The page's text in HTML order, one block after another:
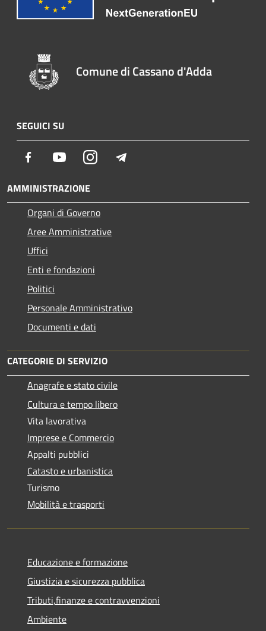
Comune di Cassano d'Adda
SEGUICI SU
Facebook YoutubeInstagram
AMMINISTRAZIONE
Organi di Governo
Aree Amministrative
Uffici
Enti e fondazioni
Politici
Personale Amministrativo
Documenti e dati
CATEGORIE DI SERVIZIO
Anagrafe e stato civile
Cultura e tempo libero
Vita lavorativa
Imprese e Commercio
Appalti pubblici
Catasto e urbanistica
Turismo
Mobilità e trasporti
Educazione e formazione
Giustizia e sicurezza pubblica
Tributi,finanze e contravvenzioni
Ambiente